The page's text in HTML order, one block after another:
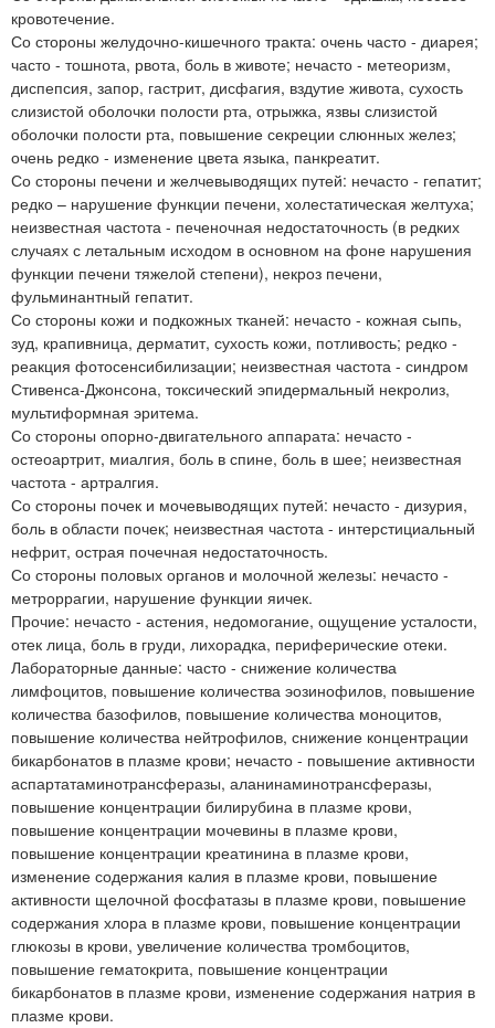
кровотечение.
Со стороны желудочно-кишечного тракта: очень часто - диарея;
часто - тошнота, рвота, боль в животе; нечасто - метеоризм,
диспепсия, запор, гастрит, дисфагия, вздутие живота, сухость
слизистой оболочки полости рта, отрыжка, язвы слизистой
оболочки полости рта, повышение секреции слюнных желез;
очень редко - изменение цвета языка, панкреатит.
Со стороны печени и желчевыводящих путей: нечасто - гепатит;
редко – нарушение функции печени, холестатическая желтуха;
неизвестная частота - печеночная недостаточность (в редких
случаях с летальным исходом в основном на фоне нарушения
функции печени тяжелой степени), некроз печени,
фульминантный гепатит.
Со стороны кожи и подкожных тканей: нечасто - кожная сыпь,
зуд, крапивница, дерматит, сухость кожи, потливость; редко -
реакция фотосенсибилизации; неизвестная частота - синдром
Стивенса-Джонсона, токсический эпидермальный некролиз,
мультиформная эритема.
Со стороны опорно-двигательного аппарата: нечасто -
остеоартрит, миалгия, боль в спине, боль в шее; неизвестная
частота - артралгия.
Со стороны почек и мочевыводящих путей: нечасто - дизурия,
боль в области почек; неизвестная частота - интерстициальный
нефрит, острая почечная недостаточность.
Со стороны половых органов и молочной железы: нечасто -
метроррагии, нарушение функции яичек.
Прочие: нечасто - астения, недомогание, ощущение усталости,
отек лица, боль в груди, лихорадка, периферические отеки.
Лабораторные данные: часто - снижение количества
лимфоцитов, повышение количества эозинофилов, повышение
количества базофилов, повышение количества моноцитов,
повышение количества нейтрофилов, снижение концентрации
бикарбонатов в плазме крови; нечасто - повышение активности
аспартатаминотрансферазы, аланинаминотрансферазы,
повышение концентрации билирубина в плазме крови,
повышение концентрации мочевины в плазме крови,
повышение концентрации креатинина в плазме крови,
изменение содержания калия в плазме крови, повышение
активности щелочной фосфатазы в плазме крови, повышение
содержания хлора в плазме крови, повышение концентрации
глюкозы в крови, увеличение количества тромбоцитов,
повышение гематокрита, повышение концентрации
бикарбонатов в плазме крови, изменение содержания натрия в
плазме крови.